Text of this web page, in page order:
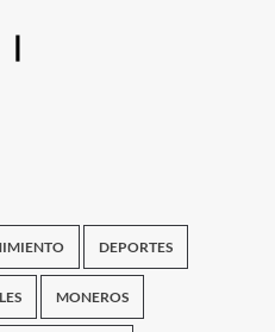
DEPORTES
MONEROS